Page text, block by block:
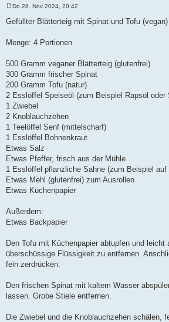
i
a
Do 28. Nov 2024, 20:42
Gefüllter Blätterteig mit Spinat und Tofu (vegan)
Menge: 4 Portionen
500 Gramm veganer Blätterteig (glutenfrei)
300 Gramm frischer Spinat
200 Gramm Tofu (natur)
2 Esslöffel Speiseöl (zum Beispiel Rapsöl oder
1 Zwiebel
2 Knoblauchzehen
1 Teelöffel Senf (mittelscharf)
1 Esslöffel Bohnenkraut
Etwas Salz
Etwas Pfeffer, frisch aus der Mühle
1 Esslöffel pflanzliche Sahne (zum Beispiel auf
Etwas Mehl (glutenfrei) zum Ausrollen
Etwas Küchenpapier
Außerdem:
Etwas Backpapier
Den Tofu mit Küchenpapier abtupfen und leicht
überschüssige Flüssigkeit zu entfernen.
fein zerdrücken.
Den frischen Spinat mit kaltem Wasser
lassen. Grobe Stiele entfernen.
Die Zwiebel und die Knoblauchzehen schälen,